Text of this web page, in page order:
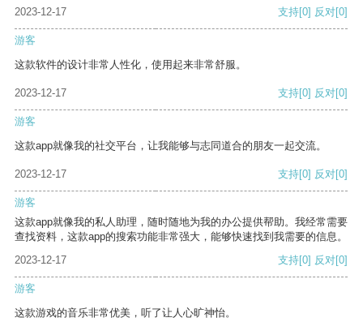
2023-12-17
支持[0] 反对[0]
游客
这款软件的设计非常人性化，使用起来非常舒服。
2023-12-17 支持[0] 反对[0]
游客
这款app就像我的社交平台，让我能够与志同道合的朋友一起交流。
2023-12-17 支持[0] 反对[0]
游客
这款app就像我的私人助理，随时随地为我的办公提供帮助。我经常需要
查找资料，这款app的搜索功能非常强大，能够快速找到我需要的信息。
2023-12-17
支持[0] 反对[0]
游客
这款游戏的音乐非常优美，听了让人心旷神怡。